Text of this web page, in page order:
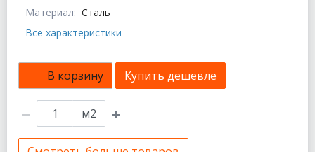
Материал: Сталь
Все характеристики
В корзину Купить дешевле
м2